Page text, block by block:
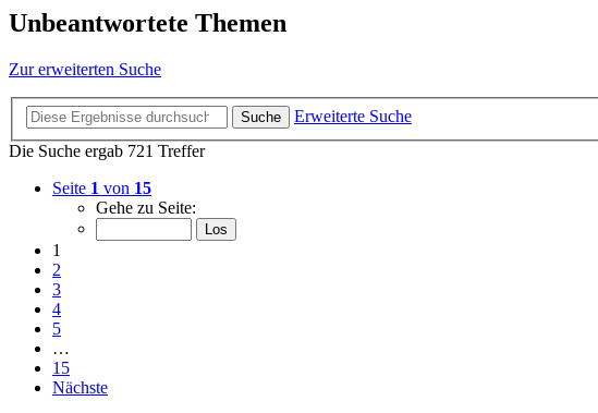
Unbeantwortete Themen
Zur erweiterten Suche
Suche
Erweiterte Suche
Die Suche ergab 721 Treffer
Seite 1 von 15
Gehe zu Seite:
1
2
3
4
5
…
15
Nächste